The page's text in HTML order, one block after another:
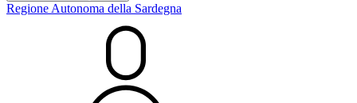
Regione Autonoma della Sardegna